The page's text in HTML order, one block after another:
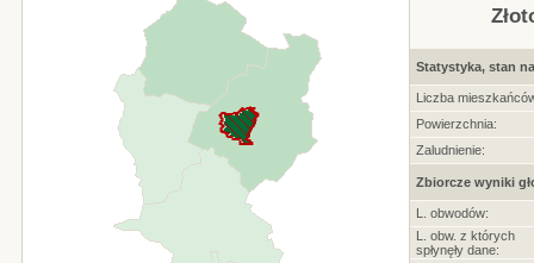
Statystyka, stan
Liczba
Powierzchnia:
Zaludnienie:
Zbiorcze wyniki
L. obwodów:
L. obw. z których
spłynęły dane: